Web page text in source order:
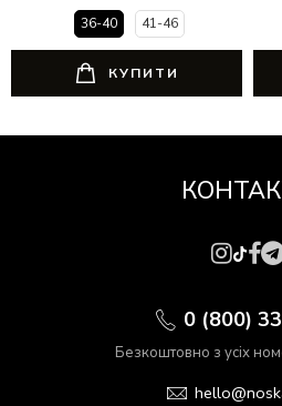
36-40 41-46
КУПИТИ
0 (800)
Безкоштовно з усіх